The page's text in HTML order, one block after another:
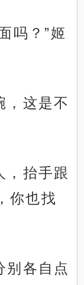
吗？”姬
，这是不
，抬手跟
你也找
别各自点